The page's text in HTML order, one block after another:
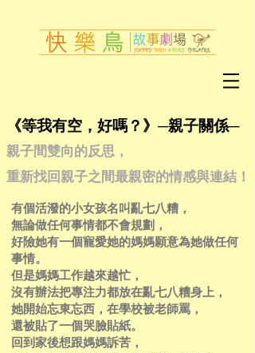
《等我有空，好嗎？》─親子關係─
親子間雙向的反思，
重新找回親子之間最親密的情感與連結！
有個活潑的小女孩名叫亂七八糟，
無論做任何事情都不會規劃，
好險她有一個寵愛她的媽媽願意為她做任何
事情。
但是媽媽工作越來越忙，
沒有辦法把專注力都放在亂七八糟身上，
她開始忘東忘西，在學校被老師罵，
還被貼了一個哭臉貼紙。
回到家後想跟媽媽訴苦，